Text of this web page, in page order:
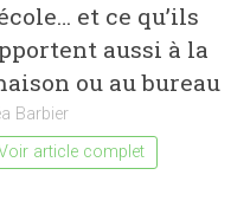
et ce qu’ils
aussi à la
ou au bureau
Barbier
article complet